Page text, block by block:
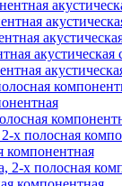
акустическая
х полосная
компонентная
2-х полосная